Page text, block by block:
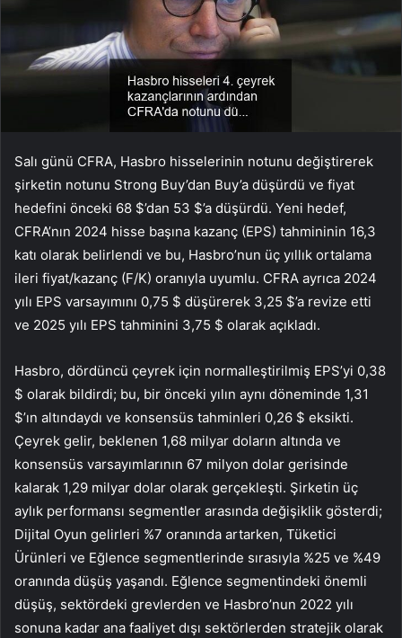
Salı günü CFRA, Hasbro hisselerinin notunu değiştirerek
şirketin notunu Strong Buy’dan Buy’a düşürdü ve fiyat
hedefini önceki 68 $’dan 53 $’a düşürdü. Yeni hedef,
CFRA’nın 2024 hisse başına kazanç (EPS) tahmininin 16,3
katı olarak belirlendi ve bu, Hasbro’nun üç yıllık ortalama
ileri fiyat/kazanç (F/K) oranıyla uyumlu. CFRA ayrıca 2024
yılı EPS varsayımını 0,75 $ düşürerek 3,25 $’a revize etti
ve 2025 yılı EPS tahminini 3,75 $ olarak açıkladı.
Hasbro, dördüncü çeyrek için normalleştirilmiş EPS’yi 0,38
$ olarak bildirdi; bu, bir önceki yılın aynı döneminde 1,31
$’ın altındaydı ve konsensüs tahminleri 0,26 $ eksikti.
Çeyrek gelir, beklenen 1,68 milyar doların altında ve
konsensüs varsayımlarının 67 milyon dolar gerisinde
kalarak 1,29 milyar dolar olarak gerçekleşti. Şirketin üç
aylık performansı segmentler arasında değişiklik gösterdi;
Dijital Oyun gelirleri %7 oranında artarken, Tüketici
Ürünleri ve Eğlence segmentlerinde sırasıyla %25 ve %49
oranında düşüş yaşandı. Eğlence segmentindeki önemli
düşüş, sektördeki grevlerden ve Hasbro’nun 2022 yılı
sonuna kadar ana faaliyet dışı sektörlerden stratejik olarak